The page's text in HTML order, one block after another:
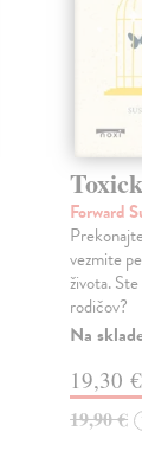
Forward
vezmite
života.
rodičov?
Na
19,30 €
19,90 €